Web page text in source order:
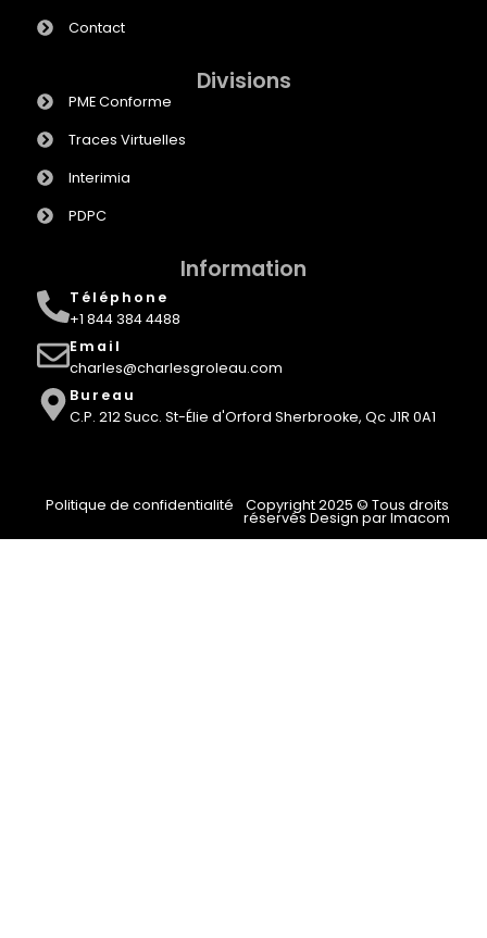
Contact
Divisions
PME Conforme
Traces Virtuelles
Interimia
PDPC
Information
Téléphone
+1 844 384 4488
Email
charles@charlesgroleau.com
Bureau
C.P. 212 Succ. St-Élie d'Orford Sherbrooke, Qc J1R 0A1
Politique de confidentialité Copyright 2025 © Tous droits
réservés Design par Imacom